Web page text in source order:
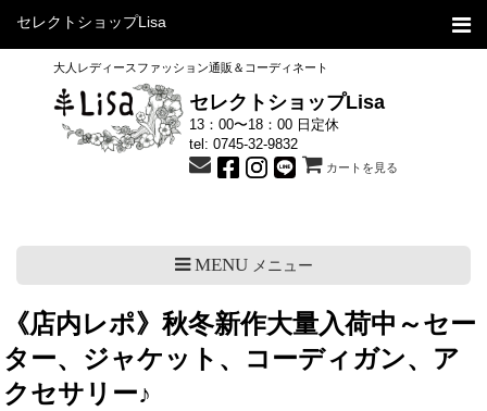
セレクトショップLisa
大人レディースファッション通販＆コーディネート
セレクトショップLisa
13：00〜18：00 日定休
tel: 0745-32-9832
カートを見る
MENUメニュー
《店内レポ》秋冬新作大量入荷中～セー
ター、ジャケット、コーディガン、ア
クセサリー♪